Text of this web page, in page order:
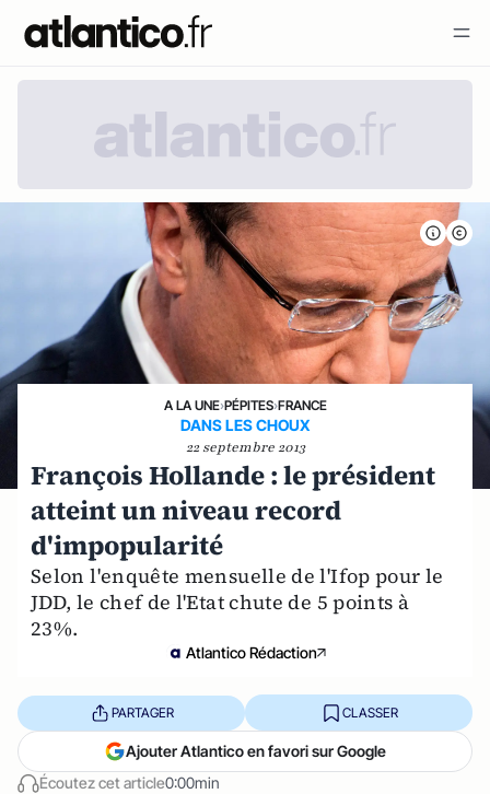
A LA UNE›PÉPITES›FRANCE
DANS LES CHOUX
22 septembre 2013
François Hollande : le président
atteint un niveau record
d'impopularité
Selon l'enquête mensuelle de l'Ifop pour le
JDD, le chef de l'Etat chute de 5 points à
23%.
Atlantico Rédaction
Écoutez cet article0:00min
PARTAGER CLASSER
Ajouter Atlantico en favori sur Google